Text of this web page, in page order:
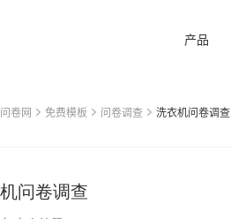
产品
问卷网 免费模板 问卷调查 洗衣机问卷调查